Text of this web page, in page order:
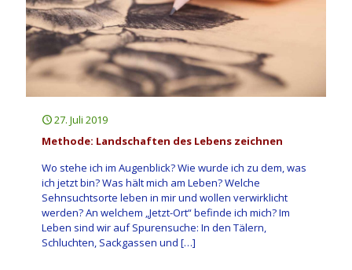
27. Juli 2019
Methode: Landschaften des Lebens zeichnen
Wo stehe ich im Augenblick? Wie wurde ich zu dem, was
ich jetzt bin? Was hält mich am Leben? Welche
Sehnsuchtsorte leben in mir und wollen verwirklicht
werden? An welchem „Jetzt-Ort“ befinde ich mich? Im
Leben sind wir auf Spurensuche: In den Tälern,
Schluchten, Sackgassen und […]